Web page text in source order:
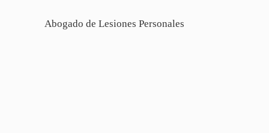
Abogado de Lesiones Personales